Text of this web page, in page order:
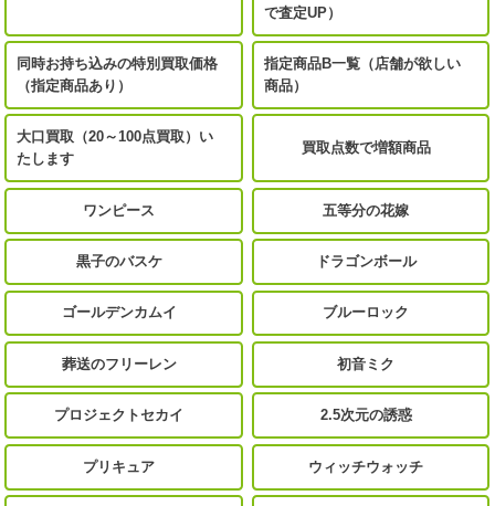
で査定UP）
同時お持ち込みの特別買取価格
（指定商品あり）
指定商品B一覧（店舗が欲しい
商品）
大口買取（20～100点買取）い
たします
買取点数で増額商品
ワンピース 五等分の花嫁
黒子のバスケ ドラゴンボール
ゴールデンカムイ ブルーロック
葬送のフリーレン 初音ミク
プロジェクトセカイ 2.5次元の誘惑
プリキュア ウィッチウォッチ